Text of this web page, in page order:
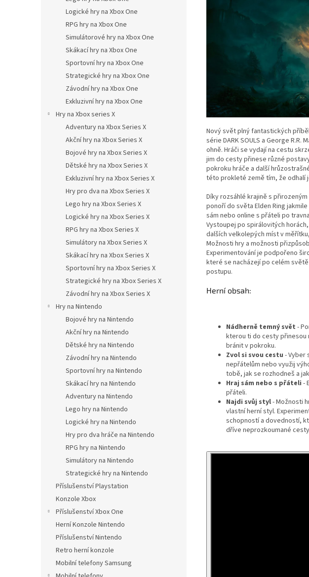
Logické hry na Xbox One
RPG hry na Xbox One
Simulátorové hry na Xbox One
Skákací hry na Xbox One
Sportovní hry na Xbox One
Strategické hry na Xbox One
Závodní hry na Xbox One
Exkluzivní hry na Xbox One
Hry na Xbox series X
Adventury na Xbox Series X
Akční hry na Xbox Series X
Bojové hry na Xbox Series X
Dětské hry na Xbox Series X
Exkluzivní hry na Xbox Series X
Hry pro dva na Xbox Series X
Lego hry na Xbox Series X
Logické hry na Xbox Series X
RPG hry na Xbox Series X
Simulátory na Xbox Series X
Skákací hry na Xbox Series X
Sportovní hry na Xbox Series X
Strategické hry na Xbox Series X
Závodní hry na Xbox Series X
Hry na Nintendo
Bojové hry na Nintendo
Akční hry na Nintendo
Dětské hry na Nintendo
Závodní hry na Nintendo
Sportovní hry na Nintendo
Skákací hry na Nintendo
Adventury na Nintendo
Lego hry na Nintendo
Logické hry na Nintendo
Hry pro dva hráče na Nintendo
RPG hry na Nintendo
Simulátory na Nintendo
Strategické hry na Nintendo
Příslušenství Playstation
Konzole Xbox
Příslušenství Xbox One
Herní Konzole Nintendo
Příslušenství Nintendo
Retro herní konzole
Mobilní telefony Samsung
Nový svět plný fantastických
série DARK SOULS a George
ohně. Hráči se vydají na cestu
jim do cesty přinese různé
pokroku hráče a další
této prokleté země tím, že odhalí
Díky rozsáhlé krajině s
ponoří do světa Elden Ring
sám nebo online s přáteli po
Vystoupej po spirálovitých
dalších velkolepých míst v
Možnosti hry a možnosti
Experimentování je podpořeno
které se nacházejí po celém
postupu.
Herní obsah:
Nádherně temný svět -
kterou ti do cesty přinesou
bránit v pokroku.
Zvol si svou cestu - Vyber
nepřátelům nebo využij
tobě, jak se rozhodneš a
Hraj sám nebo s přáteli -
přáteli.
Najdi svůj styl- Možnosti
vlastní herní styl.
schopností a dovedností,
dříve neprozkoumané